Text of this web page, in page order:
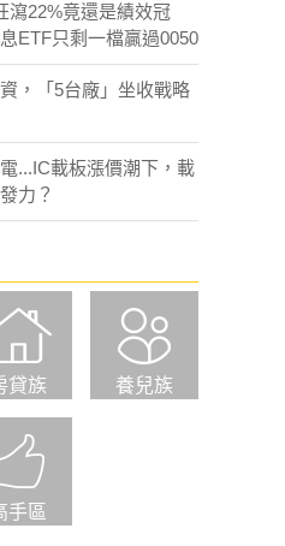
瀉22%竟還是績效冠
ETF只剩一檔贏過0050
，「5台廠」坐收戰略
...IC載板漲價潮下，載
力？
貸族 養兒族
手區